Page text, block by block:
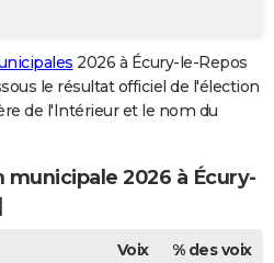
2026 à Écury-le-Repos
le résultat officiel de l'élection
de l'Intérieur et le nom du
2026 à Écury-
Voix % des voix